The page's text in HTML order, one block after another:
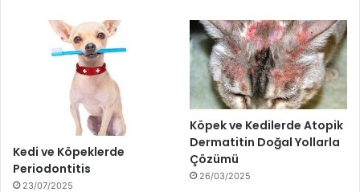
Kedi ve Köpeklerde
Periodontitis
23/07/2025
Köpek ve Kedilerde Atopik
Dermatitin Doğal Yollarla
Çözümü
26/03/2025